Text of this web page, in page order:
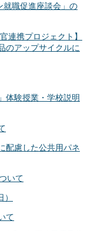
就職促進座談会」の
連携プロジェクト】
のアップサイクルに
体験授業・学校説明
配慮した公共用パネ
いて
て